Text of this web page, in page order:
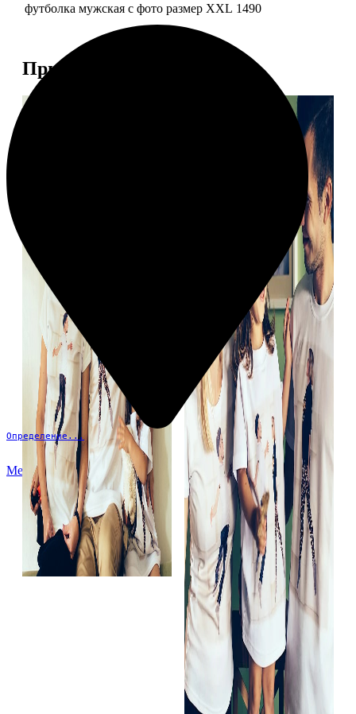
Определение...
Меню
футболка мужская с фото размер XXL 1490
Примеры работ